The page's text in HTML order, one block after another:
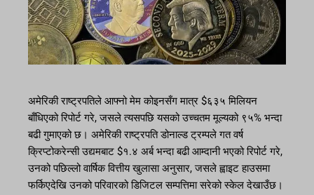
अमेरिकी राष्ट्रपतिले आफ्नो मेम कोइनसँग मात्र $६३५ मिलियन
बाँधिएको रिपोर्ट गरे, जसले त्यसपछि यसको उच्चतम मूल्यको ९५% भन्दा
बढी गुमाएको छ। अमेरिकी राष्ट्रपति डोनाल्ड ट्रम्पले गत वर्ष
क्रिप्टोकरेन्सी उद्यमबाट $१.४ अर्ब भन्दा बढी आम्दानी भएको रिपोर्ट गरे,
उनको पछिल्लो वार्षिक वित्तीय खुलासा अनुसार, जसले ह्वाइट हाउसमा
फर्किएदेखि उनको परिवारको डिजिटल सम्पत्तिमा सरेको स्केल देखाउँछ।